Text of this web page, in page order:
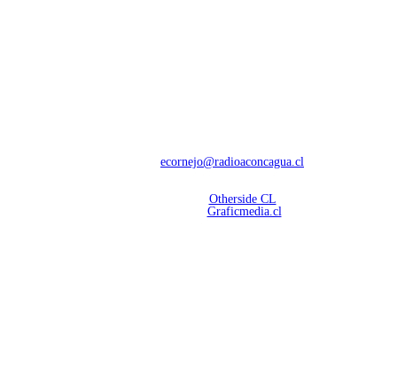
ecornejo@radioaconcagua.cl
Otherside CL
Graficmedia.cl